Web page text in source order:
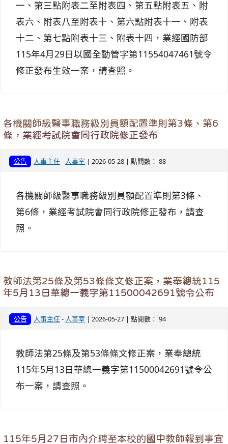
一、第三點附表二至附表四、第五點附表五、附
表六、附表八至附表十、第六點附表十一、附表
十二、第七點附表十三、附表十四，業經國防部
115年4月29日以國全動管字第11554047461號令
修正發布生效一案，請查照。
各機關師級醫事職務級別員額配置準則第3條、第6
條，業經考試院會同行政院修正發布
公告 人事主任- 人事室 | 2026-05-28 | 點閱數： 88
各機關師級醫事職務級別員額配置準則第3條、
第6條，業經考試院會同行政院修正發布，請查
照。
教師法第25條及第53條條文修正案，業奉總統115
年5月13日華總一義字第11500042691號令公布
公告 人事主任- 人事室 | 2026-05-27 | 點閱數： 94
教師法第25條及第53條條文修正案，業奉總統
115年5月13日華總一義字第11500042691號令公
布一案，請查照。
115年5月27日市內介聘至本校的國中教師報到事宜